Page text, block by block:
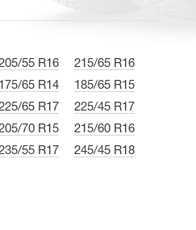
55 R16
215/65 R16
175/65 R14
185/65 R15
65 R17
225/45 R17
70 R15
215/60 R16
55 R17 245/45 R18